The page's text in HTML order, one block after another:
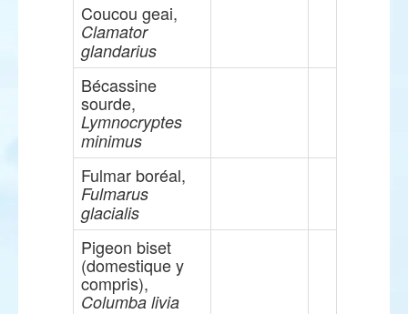
Coucou geai,
Clamator
glandarius
Bécassine
sourde,
Lymnocryptes
minimus
Fulmar boréal,
Fulmarus
glacialis
Pigeon biset
(domestique y
compris),
Columba livia